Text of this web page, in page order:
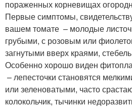
пораженных корневищах
Первые симптомы,
вашем томате – молодые
грубыми, с розовым или
загнутыми вверх краями,
Особенно хорошо виден
– лепесточки становятся
или зеленоватыми, часто
колокольчик, тычинки